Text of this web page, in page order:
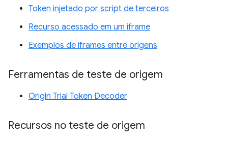
Token injetado por script de terceiros
Recurso acessado em um iframe
Exemplos de iframes entre origens
Ferramentas de teste de origem
Origin Trial Token Decoder
Recursos no teste de origem